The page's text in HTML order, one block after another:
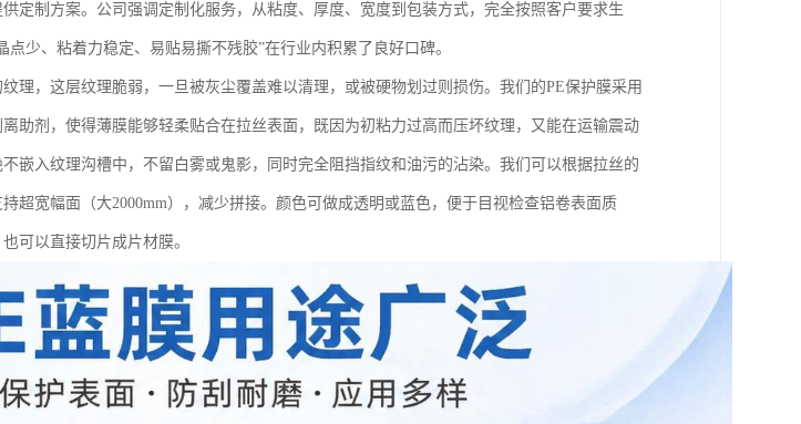
定制方案。公司强调定制化服务，从粘度、厚度、宽度到包装方式，完全按照客户要求生
少、粘着力稳定、易贴易撕不残胶”在行业内积累了良好口碑。
理，这层纹理脆弱，一旦被灰尘覆盖难以清理，或被硬物划过则损伤。我们的PE保护膜采用
助剂，使得薄膜能够轻柔贴合在拉丝表面，既因为初粘力过高而压坏纹理，又能在运输震动
嵌入纹理沟槽中，不留白雾或鬼影，同时完全阻挡指纹和油污的沾染。我们可以根据拉丝的
超宽幅面（大2000mm），减少拼接。颜色可做成透明或蓝色，便于目视检查铝卷表面质
可以直接切片成片材膜。